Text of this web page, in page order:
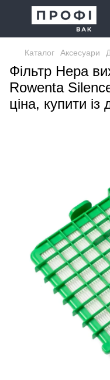
Каталог Аксесуари
Фільтр Hepa
Rowenta
ціна, купити із